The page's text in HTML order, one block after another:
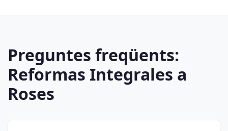
Preguntes freqüents:
Reformas Integrales a
Roses